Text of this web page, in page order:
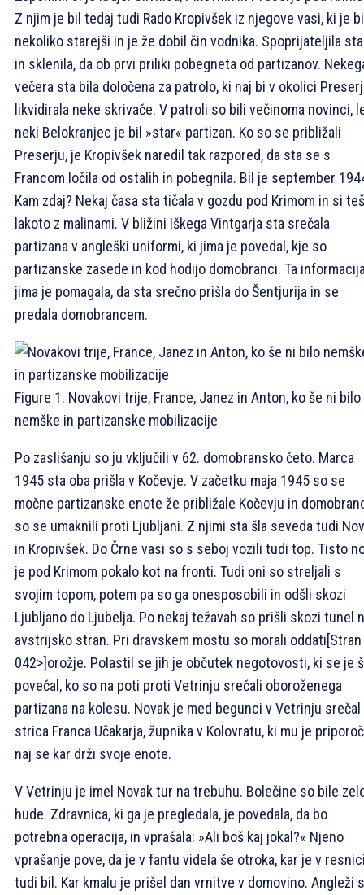
Z njim je bil tedaj tudi Rado Kropivšek iz njegove vasi, ki je
nekoliko starejši in je že dobil čin vodnika. Spoprijateljila
in sklenila, da ob prvi priliki pobegneta od partizanov.
večera sta bila določena za patrolo, ki naj bi v okolici
likvidirala neke skrivače. V patroli so bili večinoma novinci,
neki Belokranjec je bil »star« partizan. Ko so se približali
Preserju, je Kropivšek naredil tak razpored, da sta se s
Francom ločila od ostalih in pobegnila. Bil je september
Kam zdaj? Nekaj časa sta tičala v gozdu pod Krimom in si
lakoto z malinami. V bližini Iškega Vintgarja sta srečala
partizana v angleški uniformi, ki jima je povedal, kje so
partizanske zasede in kod hodijo domobranci. Ta
jima je pomagala, da sta srečno prišla do Šentjurija in se
predala domobrancem.
Figure 1. Novakovi trije, France, Janez in Anton, ko še ni bilo
nemške in partizanske mobilizacije
Po zaslišanju so ju vključili v 62. domobransko četo. Marca
1945 sta oba prišla v Kočevje. V začetku maja 1945 so se
močne partizanske enote že približale Kočevju in
so se umaknili proti Ljubljani. Z njimi sta šla seveda tudi
in Kropivšek. Do Črne vasi so s seboj vozili tudi top. Tisto
je pod Krimom pokalo kot na fronti. Tudi oni so streljali s
svojim topom, potem pa so ga onesposobili in odšli skozi
Ljubljano do Ljubelja. Po nekaj težavah so prišli skozi tunel
avstrijsko stran. Pri dravskem mostu so morali oddati[Stran
042>]orožje. Polastil se jih je občutek negotovosti, ki se je
povečal, ko so na poti proti Vetrinju srečali oboroženega
partizana na kolesu. Novak je med begunci v Vetrinju srečal
strica Franca Učakarja, župnika v Kolovratu, ki mu je
naj se kar drži svoje enote.
V Vetrinju je imel Novak tur na trebuhu. Bolečine so bile
hude. Zdravnica, ki ga je pregledala, je povedala, da bo
potrebna operacija, in vprašala: »Ali boš kaj jokal?« Njeno
vprašanje pove, da je v fantu videla še otroka, kar je v
tudi bil. Kar kmalu je prišel dan vrnitve v domovino. Angleži